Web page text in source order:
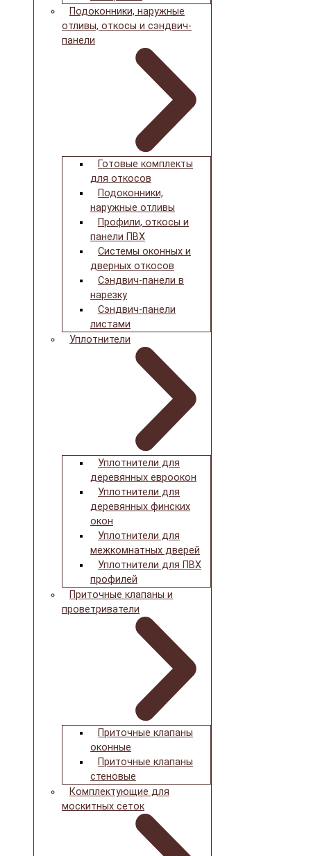
Подоконники, наружные
отливы, откосы и сэндвич-
панели
Готовые комплекты
для откосов
Подоконники,
наружные отливы
Профили, откосы и
панели ПВХ
Системы оконных и
дверных откосов
Сэндвич-панели в
нарезку
Сэндвич-панели
листами
Уплотнители
Уплотнители для
деревянных евроокон
Уплотнители для
деревянных финских
окон
Уплотнители для
межкомнатных дверей
Уплотнители для ПВХ
профилей
Приточные клапаны и
проветриватели
Приточные клапаны
оконные
Приточные клапаны
стеновые
Комплектующие для
москитных сеток